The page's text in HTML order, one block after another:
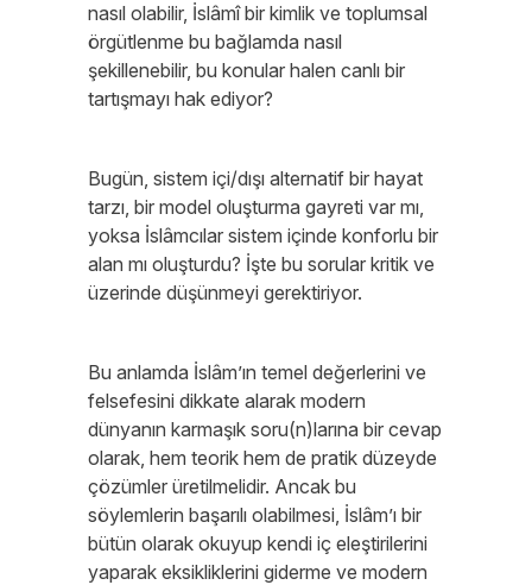
nasıl olabilir, İslâmî bir kimlik ve toplumsal
örgütlenme bu bağlamda nasıl
şekillenebilir, bu konular halen canlı bir
tartışmayı hak ediyor?
Bugün, sistem içi/dışı alternatif bir hayat
tarzı, bir model oluşturma gayreti var mı,
yoksa İslâmcılar sistem içinde konforlu bir
alan mı oluşturdu? İşte bu sorular kritik ve
üzerinde düşünmeyi gerektiriyor.
Bu anlamda İslâm’ın temel değerlerini ve
felsefesini dikkate alarak modern
dünyanın karmaşık soru(n)larına bir cevap
olarak, hem teorik hem de pratik düzeyde
çözümler üretilmelidir. Ancak bu
söylemlerin başarılı olabilmesi, İslâm’ı bir
bütün olarak okuyup kendi iç eleştirilerini
yaparak eksikliklerini giderme ve modern